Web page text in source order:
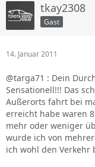
tkay2308
Gast
14. Januar 2011
@targa71 : Dein
Sensationell!!! Das
Außerorts fahrt bei
erreicht habe waren
mehr oder weniger
wurde ich von
ich wohl den Verkehr